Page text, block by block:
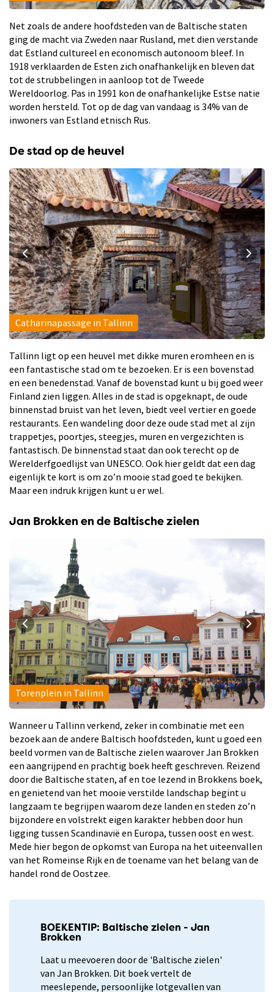
Net zoals de andere hoofdsteden van de Baltische staten
ging de macht via Zweden naar Rusland, met dien verstande
dat Estland cultureel en economisch autonoom bleef. In
1918 verklaarden de Esten zich onafhankelijk en bleven dat
tot de strubbelingen in aanloop tot de Tweede
Wereldoorlog. Pas in 1991 kon de onafhankelijke Estse natie
worden hersteld. Tot op de dag van vandaag is 34% van de
inwoners van Estland etnisch Rus.
De stad op de heuvel
Catharinapassage in Tallinn
Tallinn ligt op een heuvel met dikke muren eromheen en is
een fantastische stad om te bezoeken. Er is een bovenstad
en een benedenstad. Vanaf de bovenstad kunt u bij goed weer
Finland zien liggen. Alles in de stad is opgeknapt, de oude
binnenstad bruist van het leven, biedt veel vertier en goede
restaurants. Een wandeling door deze oude stad met al zijn
trappetjes, poortjes, steegjes, muren en vergezichten is
fantastisch. De binnenstad staat dan ook terecht op de
Werelderfgoedlijst van UNESCO. Ook hier geldt dat een dag
eigenlijk te kort is om zo’n mooie stad goed te bekijken.
Maar een indruk krijgen kunt u er wel.
Jan Brokken en de Baltische zielen
Torenplein in Tallinn
Wanneer u Tallinn verkend, zeker in combinatie met een
bezoek aan de andere Baltisch hoofdsteden, kunt u goed een
beeld vormen van de Baltische zielen waarover Jan Brokken
een aangrijpend en prachtig boek heeft geschreven. Reizend
door die Baltische staten, af en toe lezend in Brokkens boek,
en genietend van het mooie verstilde landschap begint u
langzaam te begrijpen waarom deze landen en steden zo’n
bijzondere en volstrekt eigen karakter hebben door hun
ligging tussen Scandinavië en Europa, tussen oost en west.
Mede hier begon de opkomst van Europa na het uiteenvallen
van het Romeinse Rijk en de toename van het belang van de
handel rond de Oostzee.
BOEKENTIP: Baltische zielen - Jan
Brokken
Laat u meevoeren door de 'Baltische zielen'
van Jan Brokken. Dit boek vertelt de
meeslepende, persoonlijke lotgevallen van